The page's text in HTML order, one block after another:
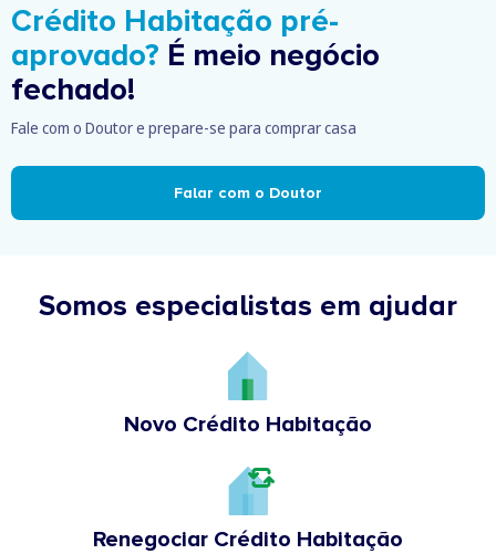
Crédito Habitação pré-
aprovado? É meio negócio
fechado!
Fale com o Doutor e prepare-se para comprar casa
Falar com o Doutor
Somos especialistas em ajudar
Novo Crédito Habitação
Renegociar Crédito Habitação